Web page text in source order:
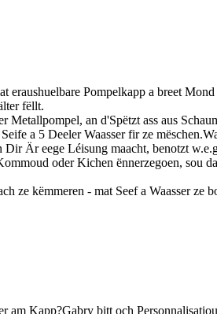
Pompelkapp a breet
fëllt.
an d'Spëtzt ass aus
a 5 Deeler Waasser fir ze
Är eege Léisung maacht, benotzt
oder Kichen ënnerzegoen, sou
ze këmmeren - mat Seef a Waasser ze
Kapp?Gabry bitt och